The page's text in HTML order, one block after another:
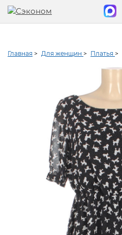
Главная > Для женщин > Платья >